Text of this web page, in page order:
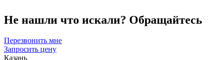
Не нашли что искали? Обращайтесь
Перезвонить мне
Запросить цену
Казань